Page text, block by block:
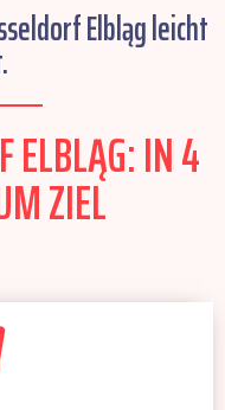
Elbląg leicht
ELBLĄG: IN 4
ZIEL